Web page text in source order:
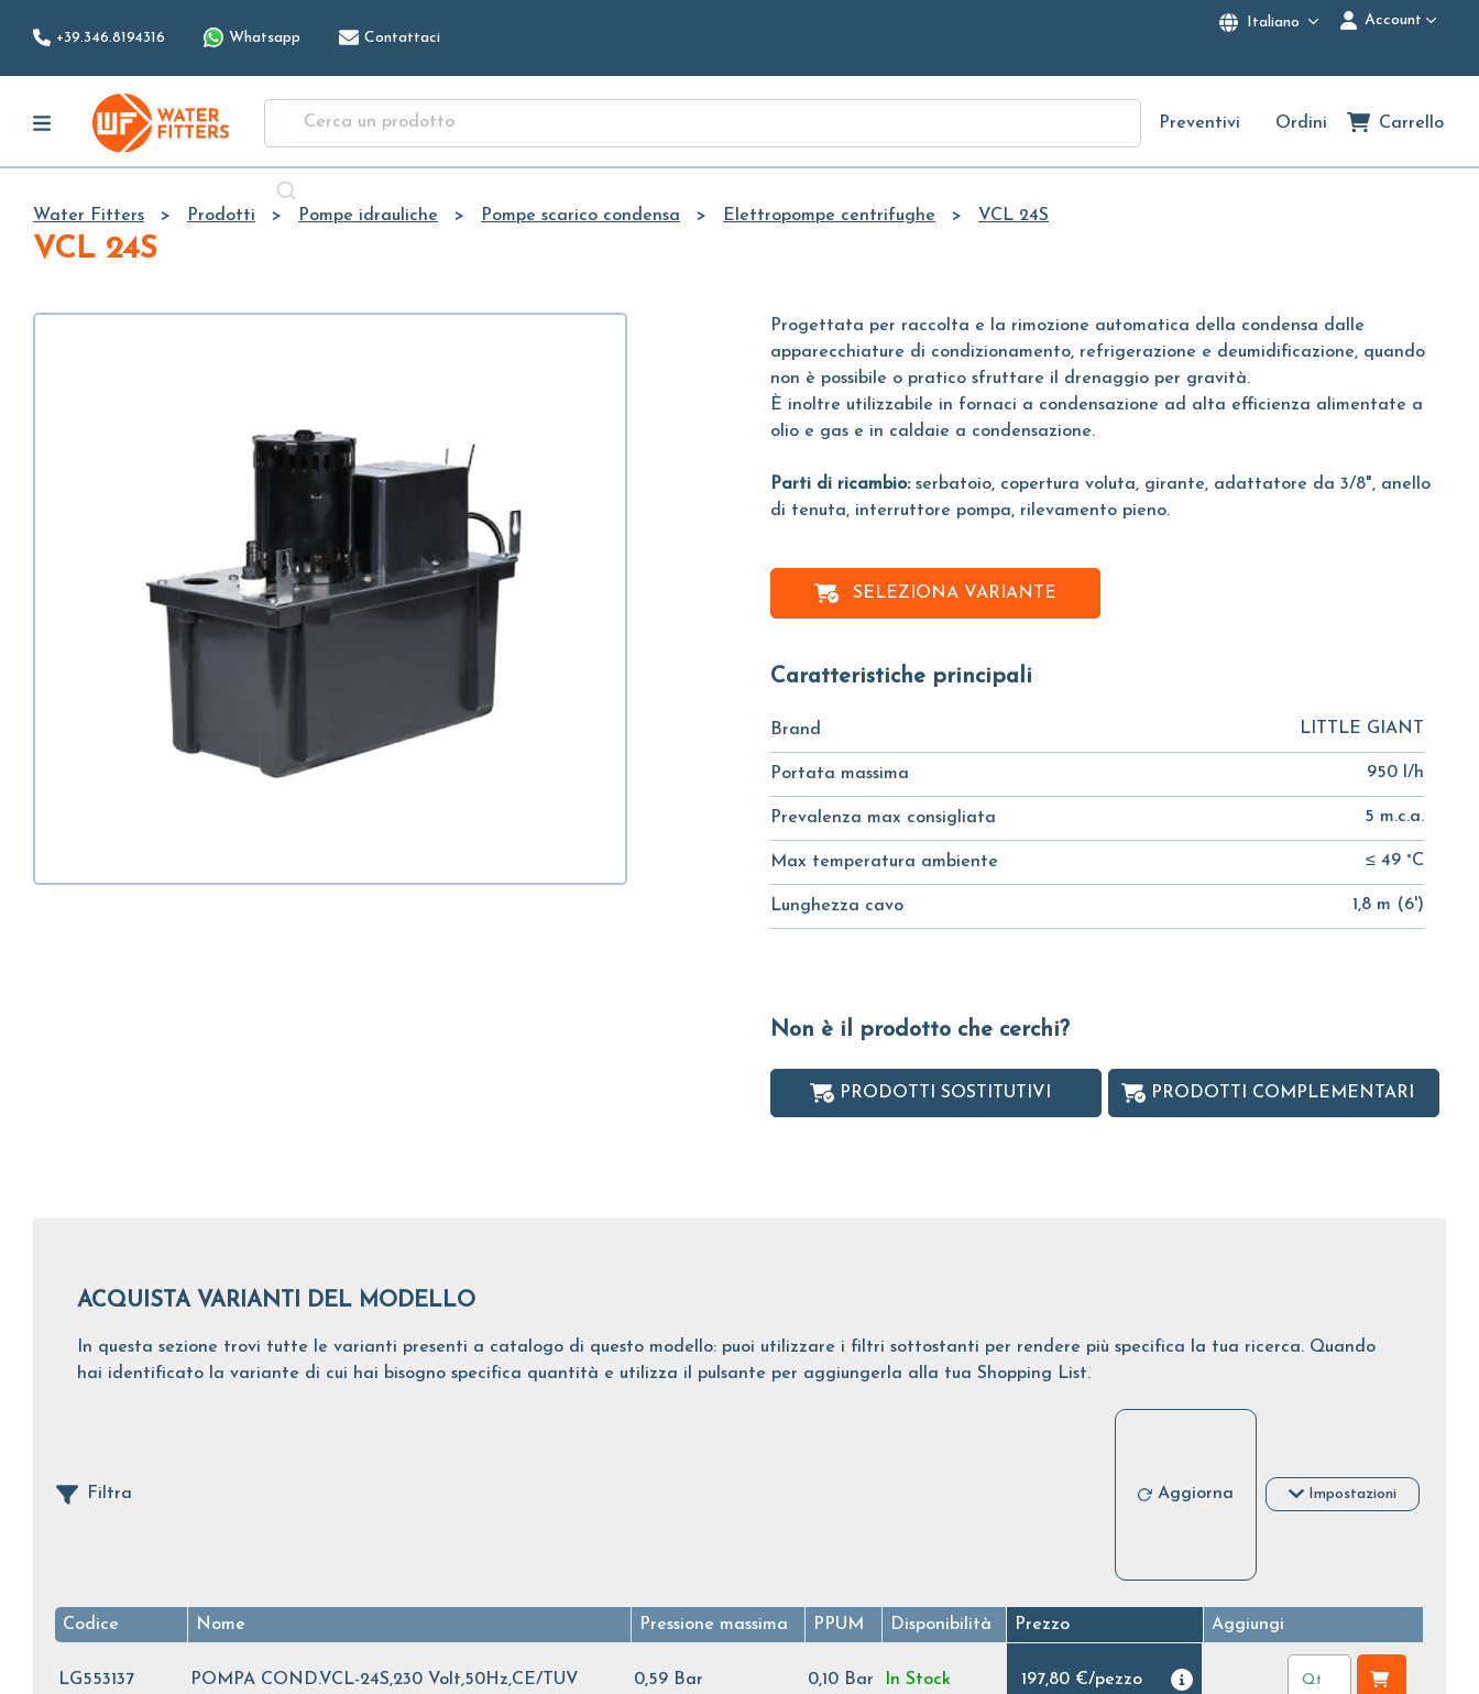
+39.346.8194316 Whatsapp Contattaci
Italiano Account
Preventivi Ordini Carrello
Water Fitters Prodotti Pompe idrauliche Pompe scarico condensa Elettropompe centrifughe VCL 24S
VCL 24S
Progettata per raccolta e la rimozione automatica della condensa dalle
apparecchiature di condizionamento, refrigerazione e deumidificazione, quando
non è possibile o pratico sfruttare il drenaggio per gravità.
È inoltre utilizzabile in fornaci a condensazione ad alta efficienza alimentate a
olio e gas e in caldaie a condensazione.
Parti di ricambio: serbatoio, copertura voluta, girante, adattatore da 3/8", anello
di tenuta, interruttore pompa, rilevamento pieno.
SELEZIONA VARIANTE
Caratteristiche principali
Brand LITTLE GIANT
Portata massima 950 l/h
Prevalenza max consigliata 5 m.c.a.
Max temperatura ambiente ≤ 49 °C
Lunghezza cavo 1,8 m (6')
Non è il prodotto che cerchi?
PRODOTTI SOSTITUTIVI PRODOTTI COMPLEMENTARI
ACQUISTA VARIANTI DEL MODELLO
In questa sezione trovi tutte le varianti presenti a catalogo di questo modello: puoi utilizzare i filtri sottostanti per rendere più specifica la tua ricerca. Quando
hai identificato la variante di cui hai bisogno specifica quantità e utilizza il pulsante per aggiungerla alla tua Shopping List.
Filtra Aggiorna Impostazioni
Codice Nome Pressione massima PPUM Disponibilità Prezzo Aggiungi
LG553137 POMPA COND.VCL-24S,230 Volt,50Hz,CE/TUV 0,59 Bar 0,10 Bar In Stock 197,80 €/pezzo